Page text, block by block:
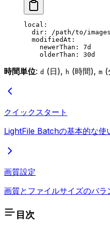
local :
  dir
:
/path/to/images
  modifiedAt
:
    newerThan
: 7d
    olderThan
: 30d
時間単位: d (日), h (時間), m (
クイックスタート
LightFile Batchの基本的な使
画質設定
画質とファイルサイズのバ
目次